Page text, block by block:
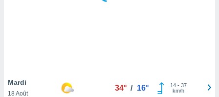
notre
Mardi
18 Août
34° / 16° 14- 37
km/h